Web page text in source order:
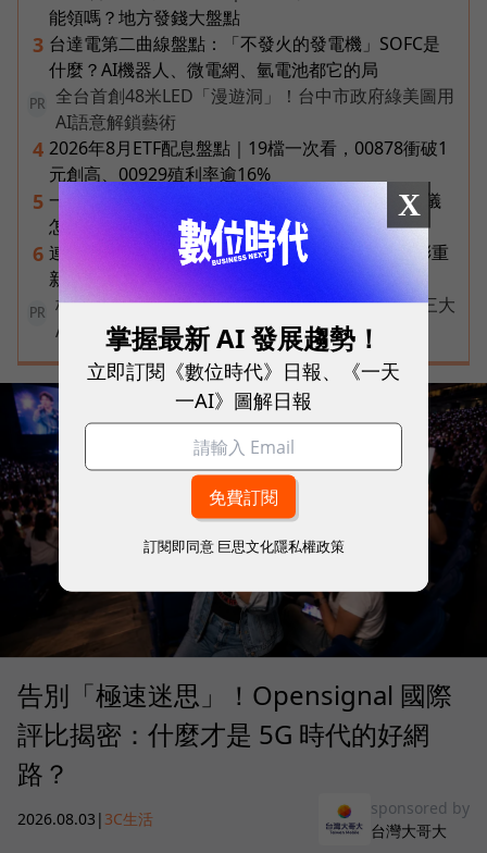
能領嗎？地方發錢大盤點
3 台達電第二曲線盤點：「不發火的發電機」SOFC是
什麼？AI機器人、微電網、氫電池都它的局
PR
全台首創48米LED「漫遊洞」！台中市政府綠美圖用
AI語意解鎖藝術
4 2026年8月ETF配息盤點｜19檔一次看，00878衝破1
元創高、00929殖利率逾16%
5 一張遺照「開口」說話，中間有8道關卡！翊嘉禮儀
怎麼做出AI告別式，讓逝者最後道別？
6 連黃仁勳都叫年輕人當水電工！程世嘉：智慧通膨重
新定義「有價值的人」到底什麼樣子？
PR
核保快六成、理賠判讀再加速！富邦人壽如何用三大
AI助理重塑保險服務？
告別「極速迷思」！Opensignal 國際
評比揭密：什麼才是 5G 時代的好網
路？
2026.08.03 | 3C生活
sponsored by
台灣大哥大
X
掌握最新 AI 發展趨勢！
立即訂閱《數位時代》日報、《一天
一AI》圖解日報
訂閱即同意 巨思文化隱私權政策